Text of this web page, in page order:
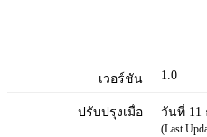
เวอร์ชัน 1.0
ปรับปรุงเมื่อ วันที่ 11
(Last